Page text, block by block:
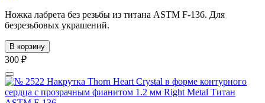
Ножка лабрета без резьбы из титана ASTM F-136. Для
безрезьбовых украшений.
В корзину
300 ₽